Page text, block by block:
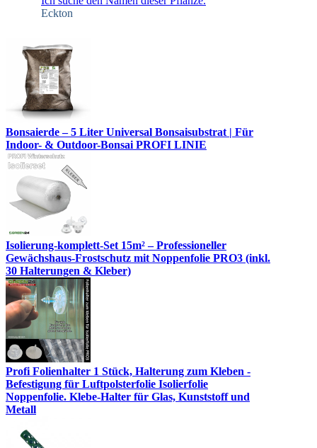
Eckton
Bonsaierde – 5 Liter Universal Bonsaisubstrat | Für
Indoor- & Outdoor-Bonsai PROFI LINIE
Isolierung-komplett-Set 15m² – Professioneller
Gewächshaus-Frostschutz mit Noppenfolie PRO3 (inkl.
30 Halterungen & Kleber)
Profi Folienhalter 1 Stück, Halterung zum Kleben -
Befestigung für Luftpolsterfolie Isolierfolie
Noppenfolie. Klebe-Halter für Glas, Kunststoff und
Metall